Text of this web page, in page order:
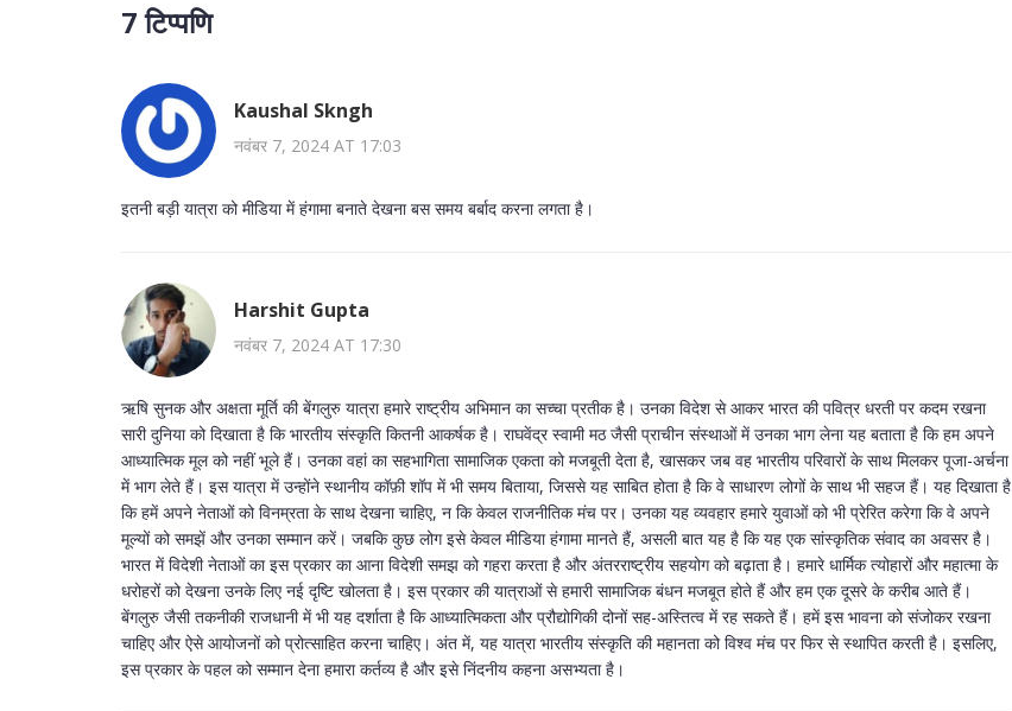
7 टिप्पणि
Kaushal Skngh
नवंबर 7, 2024 AT 17:03
इतनी बड़ी यात्रा को मीडिया में हंगामा बनाते देखना बस समय बर्बाद करना लगता है।
Harshit Gupta
नवंबर 7, 2024 AT 17:30
ऋषि सुनक और अक्षता मूर्ति की बेंगलुरु यात्रा हमारे राष्ट्रीय अभिमान का सच्चा प्रतीक है। उनका विदेश से आकर भारत की पवित्र धरती पर कदम रखना
सारी दुनिया को दिखाता है कि भारतीय संस्कृति कितनी आकर्षक है। राघवेंद्र स्वामी मठ जैसी प्राचीन संस्थाओं में उनका भाग लेना यह बताता है कि हम अपने
आध्यात्मिक मूल को नहीं भूले हैं। उनका वहां का सहभागिता सामाजिक एकता को मजबूती देता है, खासकर जब वह भारतीय परिवारों के साथ मिलकर पूजा-अर्चना
में भाग लेते हैं। इस यात्रा में उन्होंने स्थानीय कॉफ़ी शॉप में भी समय बिताया, जिससे यह साबित होता है कि वे साधारण लोगों के साथ भी सहज हैं। यह दिखाता है
कि हमें अपने नेताओं को विनम्रता के साथ देखना चाहिए, न कि केवल राजनीतिक मंच पर। उनका यह व्यवहार हमारे युवाओं को भी प्रेरित करेगा कि वे अपने
मूल्यों को समझें और उनका सम्मान करें। जबकि कुछ लोग इसे केवल मीडिया हंगामा मानते हैं, असली बात यह है कि यह एक सांस्कृतिक संवाद का अवसर है।
भारत में विदेशी नेताओं का इस प्रकार का आना विदेशी समझ को गहरा करता है और अंतरराष्ट्रीय सहयोग को बढ़ाता है। हमारे धार्मिक त्योहारों और महात्मा के
धरोहरों को देखना उनके लिए नई दृष्टि खोलता है। इस प्रकार की यात्राओं से हमारी सामाजिक बंधन मजबूत होते हैं और हम एक दूसरे के करीब आते हैं।
बेंगलुरु जैसी तकनीकी राजधानी में भी यह दर्शाता है कि आध्यात्मिकता और प्रौद्योगिकी दोनों सह-अस्तित्व में रह सकते हैं। हमें इस भावना को संजोकर रखना
चाहिए और ऐसे आयोजनों को प्रोत्साहित करना चाहिए। अंत में, यह यात्रा भारतीय संस्कृति की महानता को विश्व मंच पर फिर से स्थापित करती है। इसलिए,
इस प्रकार के पहल को सम्मान देना हमारा कर्तव्य है और इसे निंदनीय कहना असभ्यता है।